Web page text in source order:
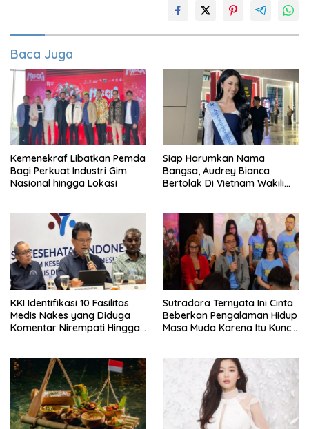
Baca Juga
Kemenekraf Libatkan Pemda
Bagi Perkuat Industri Gim
Nasional hingga Lokasi
Siap Harumkan Nama
Bangsa, Audrey Bianca
Bertolak Di Vietnam Wakili
KKI Identifikasi 10 Fasilitas
Medis Nakes yang Diduga
Komentar Nirempati Hingga
Sutradara Ternyata Ini Cinta
Beberkan Pengalaman Hidup
Masa Muda Karena Itu Kunci